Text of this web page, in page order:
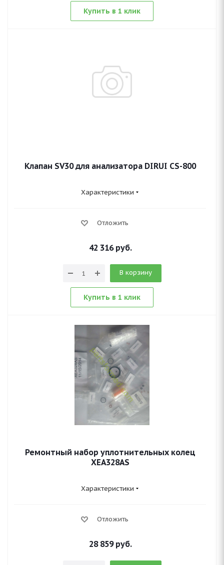
Купить в 1 клик
Клапан SV30 для анализатора DIRUI CS-800
Характеристики
Отложить
42 316руб.
В корзину
Купить в 1 клик
Ремонтный набор уплотнительных колец
XEA328AS
Характеристики
Отложить
28 859руб.